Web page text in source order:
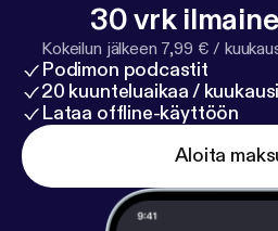
30 vrk
Kokeilun jälkeen 7,99 € /
Podimon podcastit
20 kuunteluaikaa / kuukausi
Lataa offline-käyttöön
Aloita